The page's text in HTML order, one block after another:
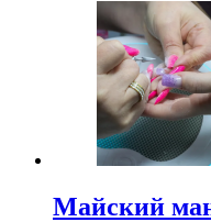
Майский